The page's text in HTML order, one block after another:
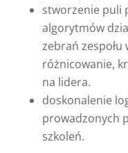
stworzenie puli
algorytmów
zebrań zespołu
różnicowanie,
na lidera.
doskonalenie
prowadzonych
szkoleń.